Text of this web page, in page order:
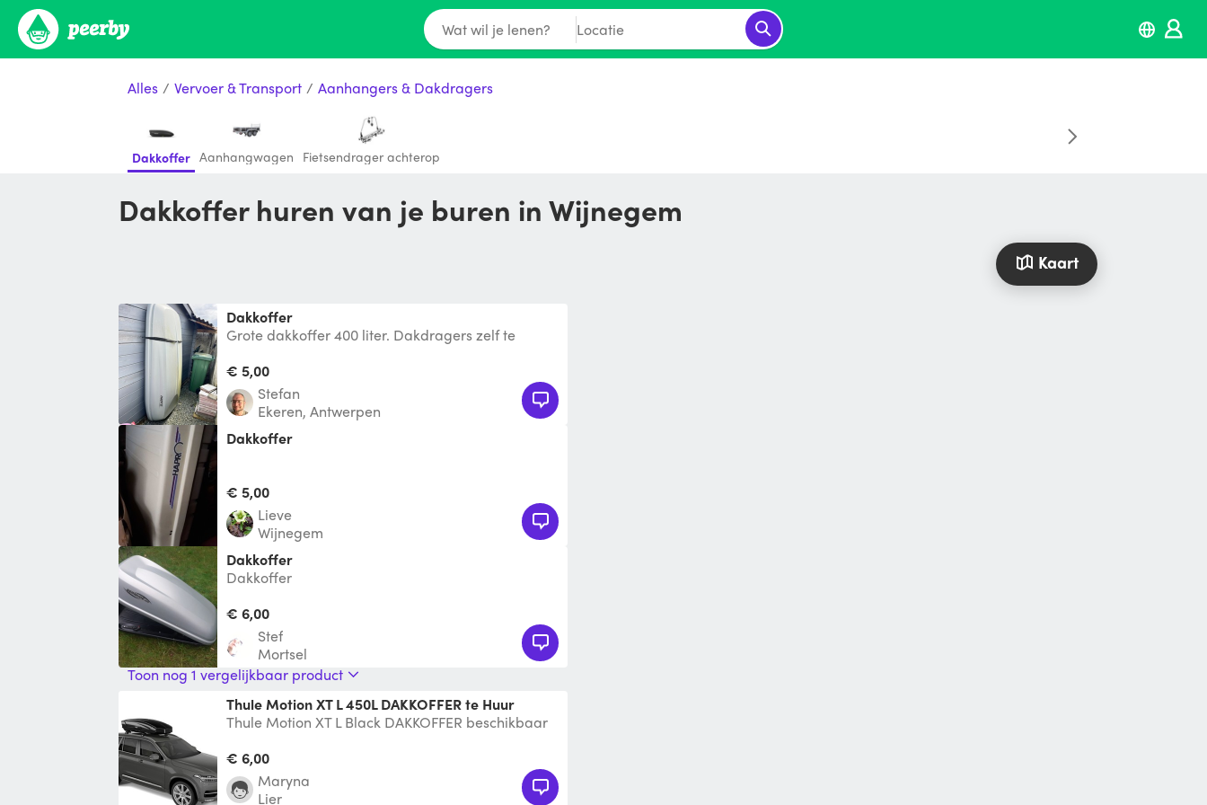
Wat wil je lenen? Locatie
Alles / Vervoer & Transport / Aanhangers & Dakdragers
Dakkoffer Aanhangwagen Fietsendrager achterop
Dakkoffer huren van je buren in Wijnegem
Kaart
Dakkoffer
Grote dakkoffer 400 liter. Dakdragers zelf te
€ 5,00
Stefan
Ekeren, Antwerpen
dakkoffer
€ 5,00
lieve
Wijnegem
Dakkoffer
Dakkoffer
€ 6,00
Stef
Mortsel
Toon nog 1 vergelijkbaar product
Thule Motion XT L 450L DAKKOFFER te Huur
Thule Motion XT L Black DAKKOFFER beschikbaar
inhoud
€ 6,00
Maryna
Lier